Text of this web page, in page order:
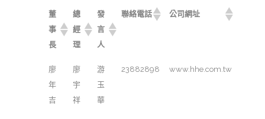
董
事
長
總
經
理
發
言
人
聯絡電話 公司網址
廖
年
吉
廖
宇
祥
游
玉
華
23882898 www.hhe.com.tw